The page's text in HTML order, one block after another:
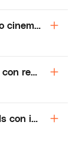
reels
con inshot